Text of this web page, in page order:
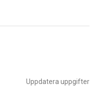
Uppdatera uppgifter